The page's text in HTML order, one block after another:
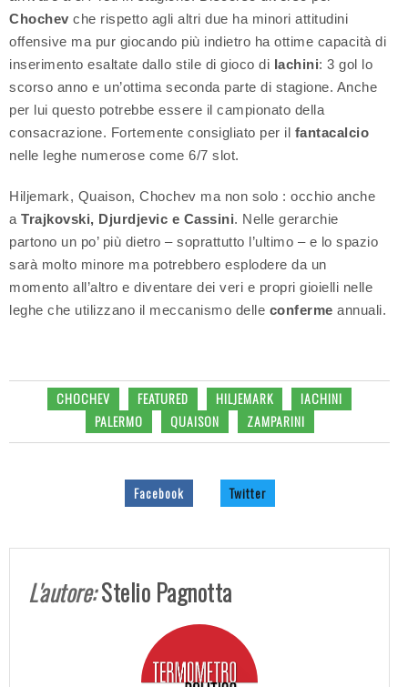
Chochev che rispetto agli altri due ha minori attitudini
offensive ma pur giocando più indietro ha ottime capacità di
inserimento esaltate dallo stile di gioco di Iachini: 3 gol lo
scorso anno e un’ottima seconda parte di stagione. Anche
per lui questo potrebbe essere il campionato della
consacrazione. Fortemente consigliato per il fantacalcio
nelle leghe numerose come 6/7 slot.
Hiljemark, Quaison, Chochev ma non solo : occhio anche
a Trajkovski, Djurdjevic e Cassini. Nelle gerarchie
partono un po’ più dietro – soprattutto l’ultimo – e lo spazio
sarà molto minore ma potrebbero esplodere da un
momento all’altro e diventare dei veri e propri gioielli nelle
leghe che utilizzano il meccanismo delle conferme annuali.
CHOCHEV FEATURED HILJEMARK
IACHINI
PALERMO
QUAISON ZAMPARINI
Facebook Twitter
L'autore:Stelio Pagnotta